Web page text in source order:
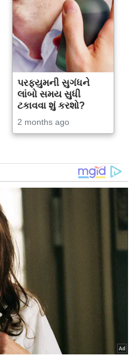
પરફ્યુમની સુગંધને
લાંબો સમય સુધી
ટકાવવા શું કરશો?
2 months ago